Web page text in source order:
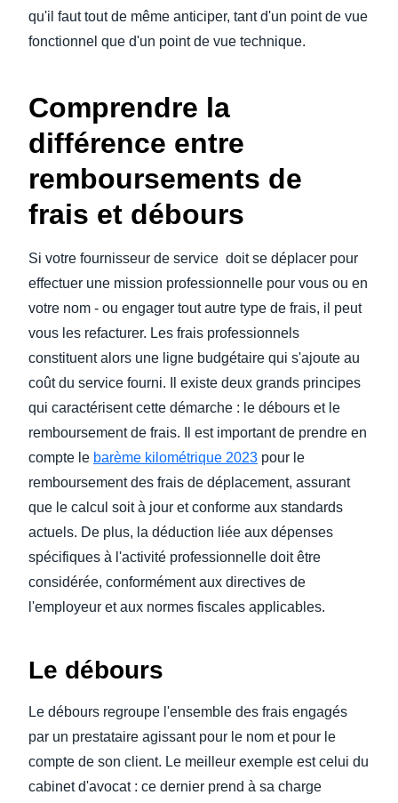
qu'il faut tout de même anticiper, tant d'un point de vue
fonctionnel que d'un point de vue technique.
Comprendre la
différence entre
remboursements de
frais et débours
Si votre fournisseur de service doit se déplacer pour
effectuer une mission professionnelle pour vous ou en
votre nom - ou engager tout autre type de frais, il peut
vous les refacturer. Les frais professionnels
constituent alors une ligne budgétaire qui s'ajoute au
coût du service fourni. Il existe deux grands principes
qui caractérisent cette démarche : le débours et le
remboursement de frais. Il est important de prendre en
compte le barème kilométrique 2023 pour le
remboursement des frais de déplacement, assurant
que le calcul soit à jour et conforme aux standards
actuels. De plus, la déduction liée aux dépenses
spécifiques à l'activité professionnelle doit être
considérée, conformément aux directives de
l'employeur et aux normes fiscales applicables.
Le débours
Le débours regroupe l'ensemble des frais engagés
par un prestataire agissant pour le nom et pour le
compte de son client. Le meilleur exemple est celui du
cabinet d'avocat : ce dernier prend à sa charge